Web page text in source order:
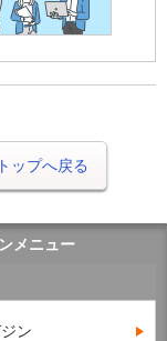
ップへ戻る
メニュー
ン